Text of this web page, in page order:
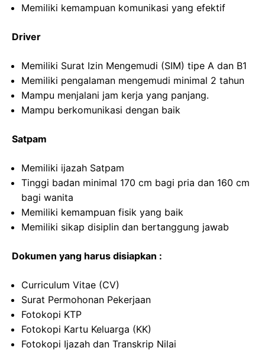
Memiliki kemampuan komunikasi yang efektif
Driver
Memiliki Surat Izin Mengemudi (SIM) tipe A dan B1
Memiliki pengalaman mengemudi minimal 2 tahun
Mampu menjalani jam kerja yang panjang.
Mampu berkomunikasi dengan baik
Satpam
Memiliki ijazah Satpam
Tinggi badan minimal 170 cm bagi pria dan 160 cm
bagi wanita
Memiliki kemampuan fisik yang baik
Memiliki sikap disiplin dan bertanggung jawab
Dokumen yang harus disiapkan :
Curriculum Vitae (CV)
Surat Permohonan Pekerjaan
Fotokopi KTP
Fotokopi Kartu Keluarga (KK)
Fotokopi Ijazah dan Transkrip Nilai